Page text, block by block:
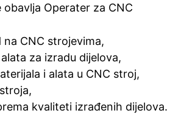
obavlja Operater za CNC
na CNC strojevima,
za izradu dijelova,
i alata u CNC stroj,
kvaliteti izrađenih dijelova.